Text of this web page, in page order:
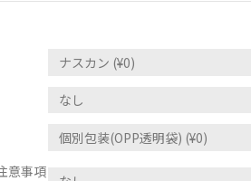
意事項